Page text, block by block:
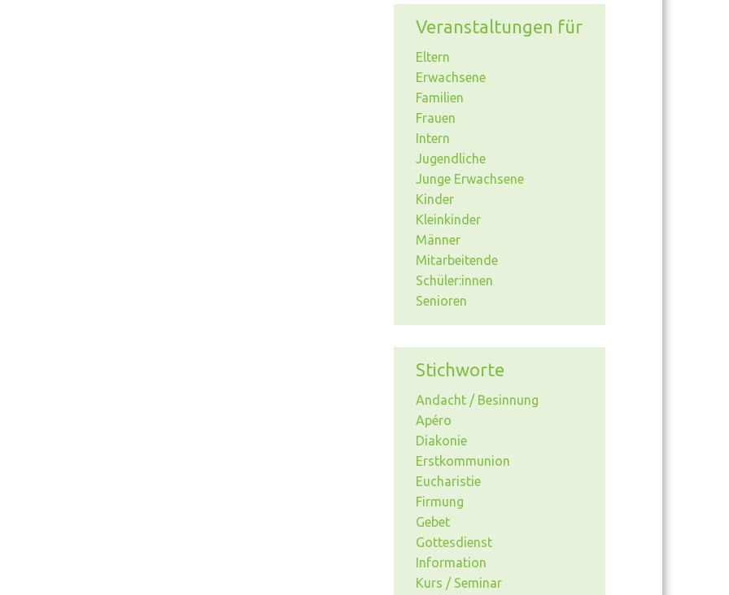
Veranstaltungen für
Eltern
Erwachsene
Familien
Frauen
Intern
Jugendliche
Junge Erwachsene
Kinder
Kleinkinder
Männer
Mitarbeitende
Schüler:innen
Senioren
Stichworte
Andacht / Besinnung
Apéro
Diakonie
Erstkommunion
Eucharistie
Firmung
Gebet
Gottesdienst
Information
Kurs / Seminar